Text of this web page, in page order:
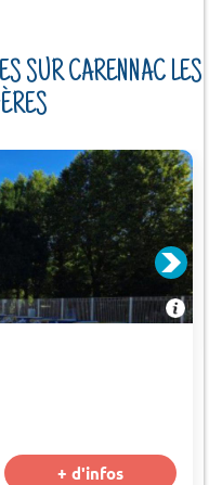
SUR CARENNAC LES
+ d'infos